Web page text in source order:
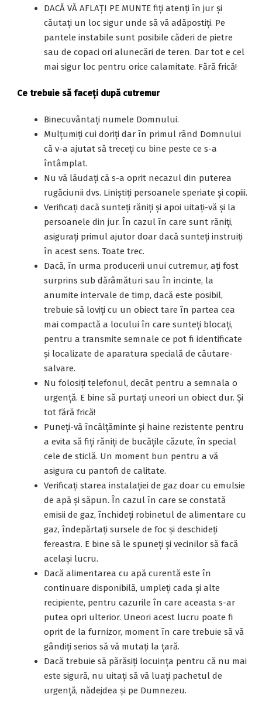
DACĂ VĂ AFLAŢI PE MUNTE fiţi atenți în jur şi
căutaţi un loc sigur unde să vă adăpostiţi. Pe
pantele instabile sunt posibile căderi de pietre
sau de copaci ori alunecări de teren. Dar tot e cel
mai sigur loc pentru orice calamitate. Fără frică!
Ce trebuie să faceți după cutremur
Binecuvântați numele Domnului.
Mulțumiți cui doriți dar în primul rând Domnului
că v-a ajutat să treceți cu bine peste ce s-a
întâmplat.
Nu vă lăudați că s-a oprit necazul din puterea
rugăciunii dvs. Liniştiţi persoanele speriate şi copiii.
Verificaţi dacă sunteţi răniţi şi apoi uitaţi-vă şi la
persoanele din jur. În cazul în care sunt răniţi,
asiguraţi primul ajutor doar dacă sunteți instruiți
în acest sens. Toate trec.
Dacă, în urma producerii unui cutremur, aţi fost
surprins sub dărâmături sau în incinte, la
anumite intervale de timp, dacă este posibil,
trebuie să loviţi cu un obiect tare în partea cea
mai compactă a locului în care sunteţi blocaţi,
pentru a transmite semnale ce pot fi identificate
şi localizate de aparatura specială de căutare-
salvare.
Nu folosiţi telefonul, decât pentru a semnala o
urgenţă. E bine să purtați uneori un obiect dur. Și
tot fără frică!
Puneţi-vă încălţăminte şi haine rezistente pentru
a evita să fiţi răniți de bucăţile căzute, în special
cele de sticlă. Un moment bun pentru a vă
asigura cu pantofi de calitate.
Verificaţi starea instalaţiei de gaz doar cu emulsie
de apă şi săpun. În cazul în care se constată
emisii de gaz, închideţi robinetul de alimentare cu
gaz, îndepărtaţi sursele de foc şi deschideţi
fereastra. E bine să le spuneți și vecinilor să facă
același lucru.
Dacă alimentarea cu apă curentă este în
continuare disponibilă, umpleţi cada şi alte
recipiente, pentru cazurile în care aceasta s-ar
putea opri ulterior. Uneori acest lucru poate fi
oprit de la furnizor, moment în care trebuie să vă
gândiți serios să vă mutați la țară.
Dacă trebuie să părăsiţi locuinţa pentru că nu mai
este sigură, nu uitați să vă luați pachetul de
urgență, nădejdea și pe Dumnezeu.